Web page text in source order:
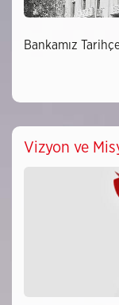
Bankamız
Vizyon ve